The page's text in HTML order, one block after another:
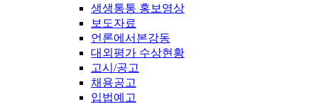
생생통통 홍보영상
보도자료
언론에서본강동
대외평가 수상현황
고시/공고
채용공고
입법예고